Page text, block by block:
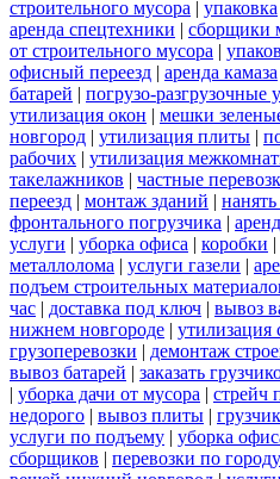
строительного мусора | упаковка
аренда спецтехники | сборщики
от строительного мусора |
офисный переезд | аренда камаза
батарей | погрузо-разгрузочные
утилизация окон | мешки
новгород | утилизация плиты |
рабочих | утилизация
такелажников | частные
переезд | монтаж зданий |
фронтального погрузчика |
услуги | уборка офиса | коробки |
металлолома | услуги газели |
подъем строительных
час | доставка под ключ | вывоз
нижнем новгороде | утилизация
грузоперевозки | демонтаж
вывоз батарей | заказать
| уборка дачи от мусора | стрейч
недорого | вывоз плиты |
услуги по подъему | уборка
сборщиков | перевозки по